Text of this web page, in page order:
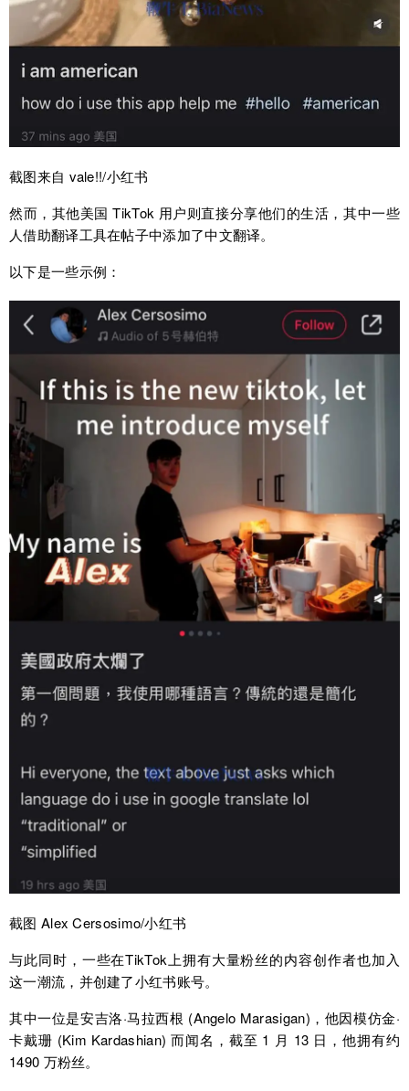
截图来自 vale!!/小红书
然而，其他美国 TikTok 用户则直接分享他们的生活，其中一些
人借助翻译工具在帖子中添加了中文翻译。
以下是一些示例：
截图 Alex Cersosimo/小红书
与此同时，一些在TikTok上拥有大量粉丝的内容创作者也加入
这一潮流，并创建了小红书账号。
其中一位是安吉洛·马拉西根 (Angelo Marasigan)，他因模仿金·
卡戴珊 (Kim Kardashian) 而闻名，截至 1 月 13 日，他拥有约
1490 万粉丝。